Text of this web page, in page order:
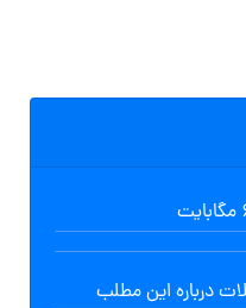
درباره این مطلب